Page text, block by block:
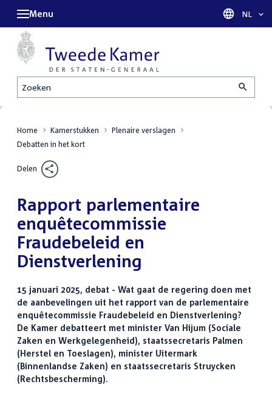
Zoeken
Menu Taal
NL
Home Kamerstukken
Plenaire verslagen
Debatten in het kort
Delen
Rapport parlementaire
enquêtecommissie
Fraudebeleid en
Dienstverlening
15 januari 2025, debat - Wat gaat de regering doen met
de aanbevelingen uit het rapport van de parlementaire
enquêtecommissie Fraudebeleid en Dienstverlening?
De Kamer debatteert met minister Van Hijum (Sociale
Zaken en Werkgelegenheid), staatssecretaris Palmen
(Herstel en Toeslagen), minister Uitermark
(Binnenlandse Zaken) en staatssecretaris Struycken
(Rechtsbescherming).